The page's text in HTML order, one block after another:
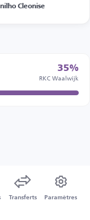
Cleonise
35%
RKC Waalwijk
Transferts Paramètres